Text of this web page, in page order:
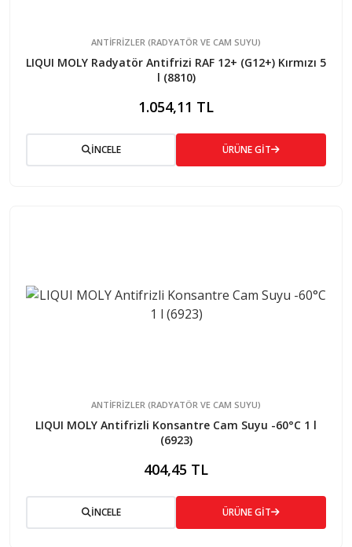
ANTIFRIZLER (RADYATÖR VE CAM SUYU)
LIQUI MOLY Radyatör Antifrizi RAF 12+ (G12+) Kırmızı 5
l (8810)
1.054,11 TL
İNCELE ÜRÜNE GİT
ANTIFRIZLER (RADYATÖR VE CAM SUYU)
LIQUI MOLY Antifrizli Konsantre Cam Suyu -60°C 1 l
(6923)
404,45 TL
İNCELE ÜRÜNE GİT